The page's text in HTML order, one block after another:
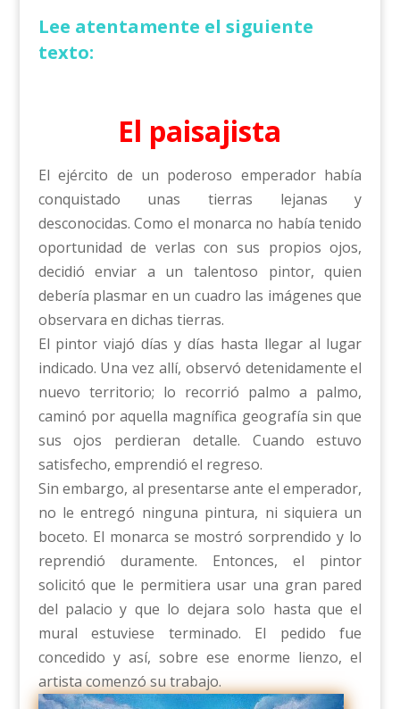
Lee atentamente el siguiente
texto:
El paisajista
El ejército de un poderoso emperador había
conquistado unas tierras lejanas y
desconocidas. Como el monarca no había tenido
oportunidad de verlas con sus propios ojos,
decidió enviar a un talentoso pintor, quien
debería plasmar en un cuadro las imágenes que
observara en dichas tierras.
El pintor viajó días y días hasta llegar al lugar
indicado. Una vez allí, observó detenidamente el
nuevo territorio; lo recorrió palmo a palmo,
caminó por aquella magnífica geografía sin que
sus ojos perdieran detalle. Cuando estuvo
satisfecho, emprendió el regreso.
Sin embargo, al presentarse ante el emperador,
no le entregó ninguna pintura, ni siquiera un
boceto. El monarca se mostró sorprendido y lo
reprendió duramente. Entonces, el pintor
solicitó que le permitiera usar una gran pared
del palacio y que lo dejara solo hasta que el
mural estuviese terminado. El pedido fue
concedido y así, sobre ese enorme lienzo, el
artista comenzó su trabajo.